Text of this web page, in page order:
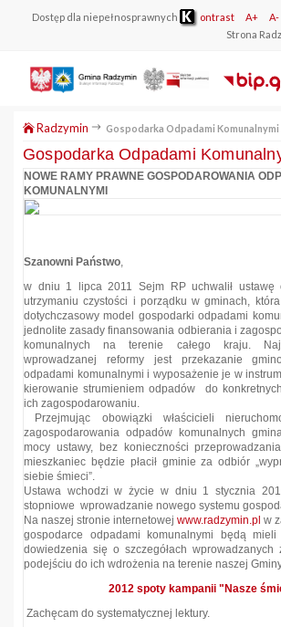
Dostęp dla niepełnosprawnych ontrast A+
A-
Strona
Radzymin Gospodarka Odpadami Komunalnymi
Gospodarka Odpadami
NOWE RAMY PRAWNE GOSPODAROWANIA
KOMUNALNYMI
Szanowni Państwo,
w dniu 1 lipca 2011 Sejm RP uchwalił ustawę
utrzymaniu czystości i porządku w gminach,
dotychczasowy model gospodarki odpadami
jednolite zasady finansowania odbierania i
komunalnych na terenie całego kraju.
wprowadzanej reformy jest przekazanie
odpadami komunalnymi i wyposażenie je w
kierowanie strumieniem odpadów do
ich zagospodarowaniu.
Przejmując obowiązki właścicieli
zagospodarowania odpadów komunalnych
mocy ustawy, bez konieczności
mieszkaniec będzie płacił gminie za odbiór
siebie śmieci”.
Ustawa wchodzi w życie w dniu 1 stycznia
stopniowe wprowadzanie nowego systemu
Na naszej stronie internetowej www.radzymin.pl w
gospodarce odpadami komunalnymi będą mieli
dowiedzenia się o szczegółach wprowadzanych
podejściu do ich wdrożenia na terenie naszej
2012 spoty kampanii "Nasze
Zachęcam do systematycznej lektury.